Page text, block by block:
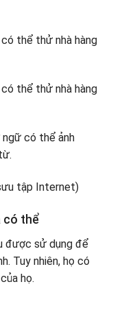
có thể thử nhà hàng
có thể thử nhà hàng
có thể ảnh
có thể
được sử dụng để
Tuy nhiên, họ có
họ.